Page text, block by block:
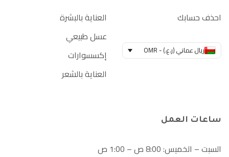
احذف حسابك
ريال عماني (ر.ع.) - OMR
العناية بالبشرة
عسل طبيعي
إكسسوارات
العناية بالشعر
ساعات العمل
السبت – الخميس: 8:00 ص – 1:00 ص